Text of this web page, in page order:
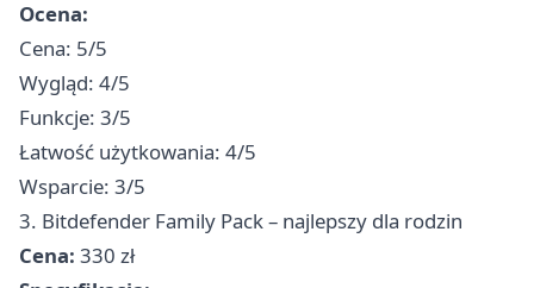
Ocena:
Cena: 5/5
Wygląd: 4/5
Funkcje: 3/5
Łatwość użytkowania: 4/5
Wsparcie: 3/5
3. Bitdefender Family Pack – najlepszy dla rodzin
Cena: 330 zł